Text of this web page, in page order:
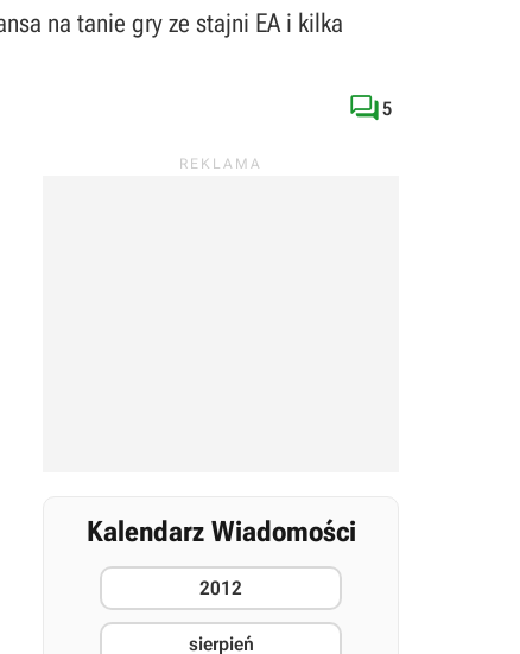
na tanie gry ze stajni EA i kilka
5
Kalendarz Wiadomości
2012
sierpień